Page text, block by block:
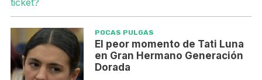
POCAS PULGAS
El peor momento de Tati Luna
en Gran Hermano Generación
Dorada